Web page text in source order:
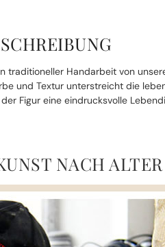
traditioneller Handarbeit von
und Textur unterstreicht die
Figur eine eindrucksvolle
NACH